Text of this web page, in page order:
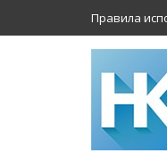
Правила